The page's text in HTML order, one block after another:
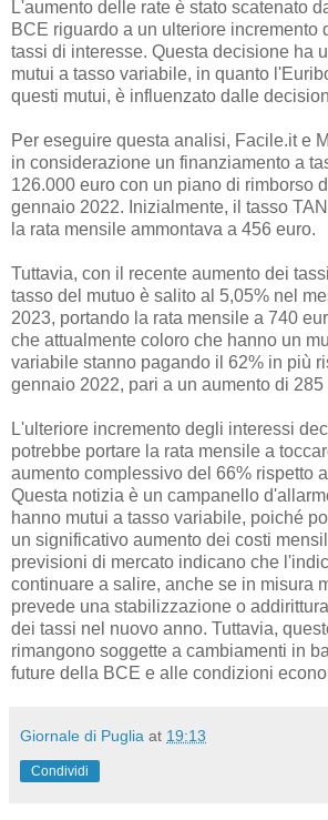
L'aumento delle rate è stato scatenato
BCE riguardo a un ulteriore incremento
tassi di interesse. Questa decisione ha
mutui a tasso variabile, in quanto
questi mutui, è influenzato dalle
Per eseguire questa analisi, Facile.it e
in considerazione un finanziamento a
126.000 euro con un piano di rimborso
gennaio 2022. Inizialmente, il tasso
la rata mensile ammontava a 456 euro.
Tuttavia, con il recente aumento dei
tasso del mutuo è salito al 5,05% nel
2023, portando la rata mensile a 740
che attualmente coloro che hanno un
variabile stanno pagando il 62% in più
gennaio 2022, pari a un aumento di 285
L'ulteriore incremento degli interessi
potrebbe portare la rata mensile a
aumento complessivo del 66% rispetto
Questa notizia è un campanello
hanno mutui a tasso variabile, poiché
un significativo aumento dei costi
previsioni di mercato indicano che
continuare a salire, anche se in misura
prevede una stabilizzazione o
dei tassi nel nuovo anno. Tuttavia,
rimangono soggette a cambiamenti in
future della BCE e alle condizioni
Giornale di Puglia at 19:13
Condividi